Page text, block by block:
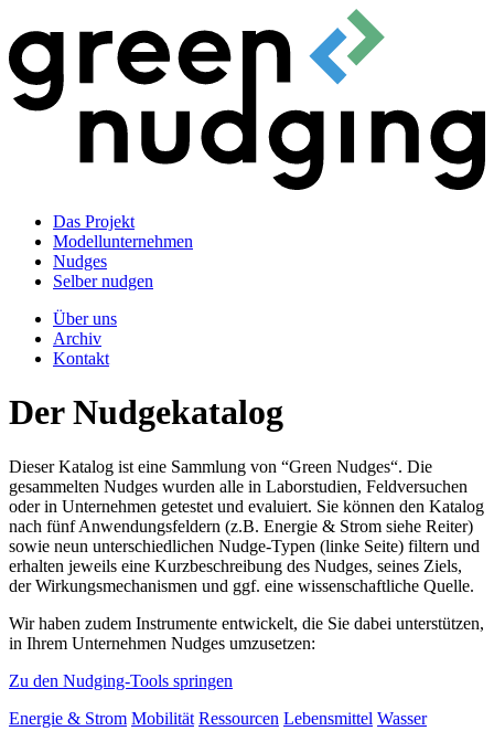
Das Projekt
Modellunternehmen
Nudges
Selber nudgen
Über uns
Archiv
Kontakt
Der Nudgekatalog
Dieser Katalog ist eine Sammlung von “Green Nudges“. Die
gesammelten Nudges wurden alle in Laborstudien, Feldversuchen
oder in Unternehmen getestet und evaluiert. Sie können den Katalog
nach fünf Anwendungsfeldern (z.B. Energie & Strom siehe Reiter)
sowie neun unterschiedlichen Nudge-Typen (linke Seite) filtern und
erhalten jeweils eine Kurzbeschreibung des Nudges, seines Ziels,
der Wirkungsmechanismen und ggf. eine wissenschaftliche Quelle.
Wir haben zudem Instrumente entwickelt, die Sie dabei unterstützen,
in Ihrem Unternehmen Nudges umzusetzen:
Zu den Nudging-Tools springen
Energie & Strom Mobilität Ressourcen Lebensmittel Wasser